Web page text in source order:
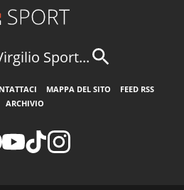
Sport...
MAPPA DEL SITO
FEED RSS
ARCHIVIO